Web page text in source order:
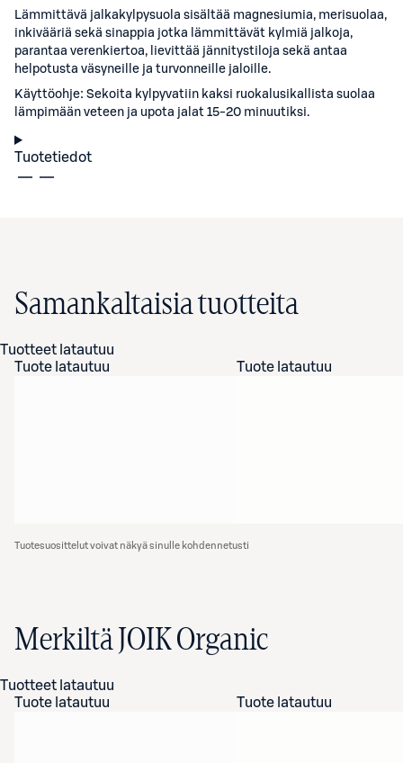
Lämmittävä jalkakylpysuola sisältää magnesiumia, merisuolaa,
inkivääriä sekä sinappia jotka lämmittävät kylmiä jalkoja,
parantaa verenkiertoa, lievittää jännitystiloja sekä antaa
helpotusta väsyneille ja turvonneille jaloille.
Käyttöohje: Sekoita kylpyvatiin kaksi ruokalusikallista suolaa
lämpimään veteen ja upota jalat 15-20 minuutiksi.
Tuotetiedot
Samankaltaisia tuotteita
Tuotteet latautuu
Tuote latautuu
Tuote latautuu
Tuotesuosittelut voivat näkyä sinulle kohdennetusti
Merkiltä JOIK Organic
Tuotteet latautuu
Tuote latautuu
Tuote latautuu